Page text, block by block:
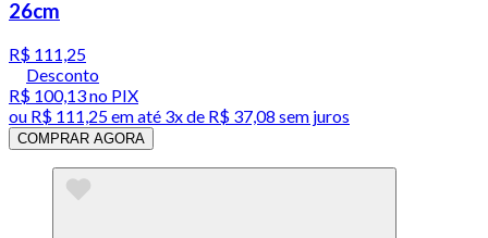
26cm
R$ 111,25
Desconto
R$ 100,13no PIX
ou R$ 111,25em até 3x de R$ 37,08 sem juros
COMPRAR AGORA